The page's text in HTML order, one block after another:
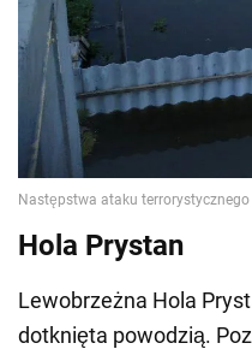
Hola Prystan
Lewobrzeżna Hola
dotknięta powodzią.